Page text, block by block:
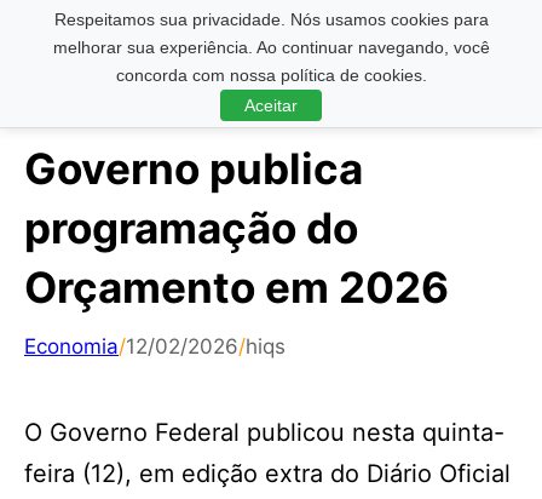
Respeitamos sua privacidade. Nós usamos cookies para
melhorar sua experiência. Ao continuar navegando, você
concorda com nossa política de cookies.
Aceitar
Pesquisar ...
Governo publica
programação do
Orçamento em 2026
Economia/12/02/2026/hiqs
O Governo Federal publicou nesta quinta-
feira (12), em edição extra do Diário Oficial